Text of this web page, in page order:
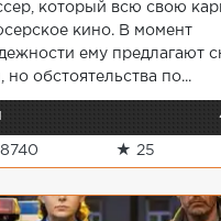
который всю свою
кино. В момент
ему предлагают
но обстоятельства по...
★ 25